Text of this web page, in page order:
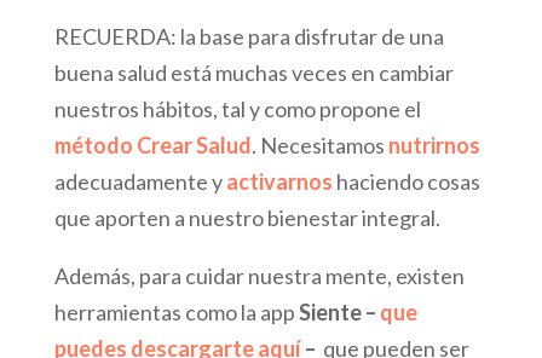
RECUERDA: la base para disfrutar de una
buena salud está muchas veces en cambiar
nuestros hábitos, tal y como propone el
método Crear Salud. Necesitamos nutrirnos
adecuadamente yactivarnos haciendo cosas
que aporten a nuestro bienestar integral.
Además, para cuidar nuestra mente, existen
herramientas como la appSiente – que
puedes descargarte aquí– que pueden ser